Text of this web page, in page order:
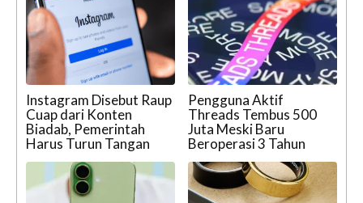
Instagram Disebut Raup
Cuap dari Konten
Biadab, Pemerintah
Harus Turun Tangan
Pengguna Aktif
Threads Tembus 500
Juta Meski Baru
Beroperasi 3 Tahun